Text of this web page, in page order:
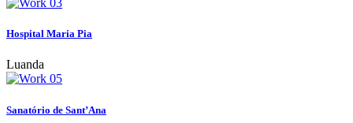
Hospital Maria Pia
Luanda
Sanatório de Sant’Ana